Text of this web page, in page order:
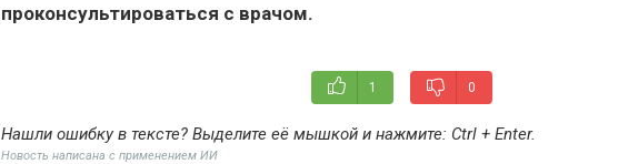
проконсультироваться с врачом.
1 0
Нашли ошибку в тексте? Выделите её мышкой и нажмите: Ctrl + Enter.
Новость написана с применением ИИ